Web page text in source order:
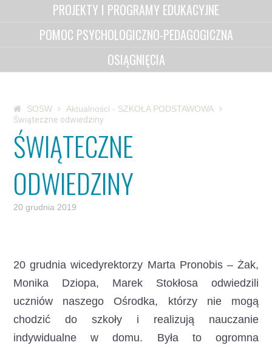
PROJEKTY I PROGRAMY EDUKACYJNE
POMOC PSYCHOLOGICZNO-PEDAGOGICZNA
OSIĄGNIĘCIA
SOSW
Aktualności - SZKOŁA PODSTAWOWA
Świąteczne odwiedziny
ŚWIĄTECZNE
ODWIEDZINY
20 grudnia 2019
20 grudnia wicedyrektorzy Marta Pronobis – Żak,
Monika Dziopa, Marek Stokłosa odwiedzili
uczniów naszego Ośrodka, którzy nie mogą
chodzić do szkoły i realizują nauczanie
indywidualne w domu. Była to ogromna